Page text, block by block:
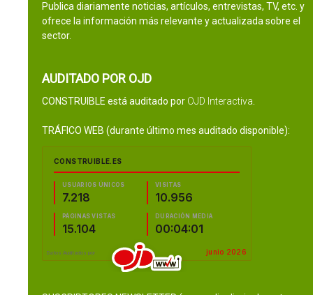
Publica diariamente noticias, artículos, entrevistas, TV, etc. y
ofrece la información más relevante y actualizada sobre el
sector.
AUDITADO POR OJD
CONSTRUIBLE está auditado por OJD Interactiva
TRÁFICO WEB (durante último mes auditado disponible):